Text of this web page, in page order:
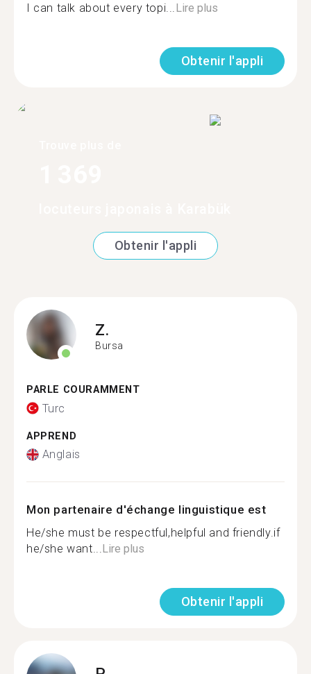
I can talk about every topi... Lire plus
Obtenir l'appli
Obtenir l'appli
Z.
Bursa
PARLE COURAMMENT
Turc
APPREND
Anglais
Mon partenaire d'échange linguistique est
He/she must be respectful,helpful and friendly.if
he/she want...Lire plus
Obtenir l'appli